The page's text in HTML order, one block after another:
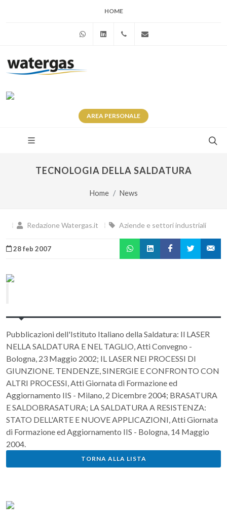
HOME
WhatsAppLinkedin+39 345 281 0246
AREA PERSONALE
TECNOLOGIA DELLA SALDATURA
Home News
Redazione Watergas.it Aziende e settori industriali
28 feb 2007
Pubblicazioni dell'Istituto Italiano della Saldatura: Il LASER
NELLA SALDATURA E NEL TAGLIO, Atti Convegno -
Bologna, 23 Maggio 2002; IL LASER NEI PROCESSI DI
GIUNZIONE. TENDENZE, SINERGIE E CONFRONTO CON
ALTRI PROCESSI, Atti Giornata di Formazione ed
Aggiornamento IIS - Milano, 2 Dicembre 2004; BRASATURA
E SALDOBRASATURA; LA SALDATURA A RESISTENZA:
STATO DELL'ARTE E NUOVE APPLICAZIONI, Atti Giornata
di Formazione ed Aggiornamento IIS - Bologna, 14 Maggio
2004.
TORNA ALLA LISTA